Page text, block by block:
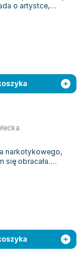
o artystce,
narkotykowego,
się obracała.